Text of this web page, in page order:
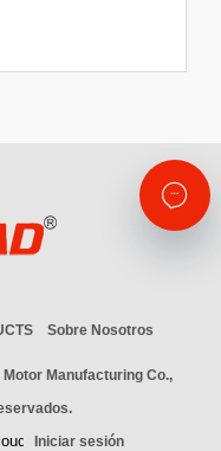
Sobre Nosotros
Manufacturing Co.,
Iniciar sesión